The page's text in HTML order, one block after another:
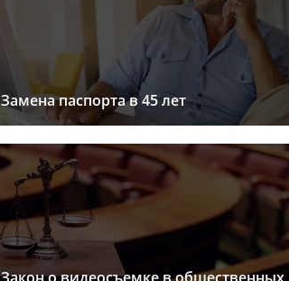
Замена паспорта в 45 лет